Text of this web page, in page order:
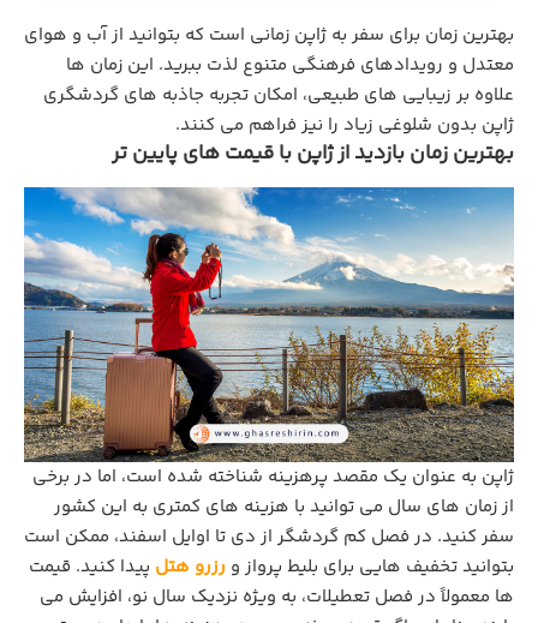
بهترین زمان برای سفر به ژاپن زمانی است که بتوانید از آب و هوای
معتدل و رویدادهای فرهنگی متنوع لذت ببرید. این زمان‌ ها
علاوه بر زیبایی‌ های طبیعی، امکان تجربه جاذبه‌ های گردشگری
ژاپن بدون شلوغی زیاد را نیز فراهم می‌ کنند.
بهترین زمان بازدید از ژاپن با قیمت های پایین تر
ژاپن به عنوان یک مقصد پرهزینه شناخته شده است، اما در برخی
از زمان‌ های سال می‌ توانید با هزینه‌ های کمتری به این کشور
سفر کنید. در فصل کم ‌گردشگر از دی تا اوایل اسفند، ممکن است
بتوانید تخفیف‌ هایی برای بلیط پرواز و رزرو هتل پیدا کنید. قیمت‌
ها معمولاً در فصل تعطیلات، به ‌ویژه نزدیک سال نو، افزایش می